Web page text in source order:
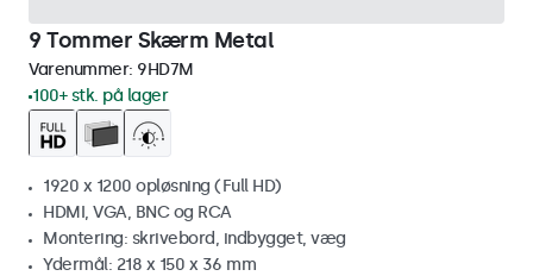
9 Tommer Skærm Metal
Varenummer: 9HD7M
100+ stk. på lager
1920 x 1200 opløsning (Full HD)
HDMI, VGA, BNC og RCA
Montering: skrivebord, indbygget, væg
Ydermål: 218 x 150 x 36 mm